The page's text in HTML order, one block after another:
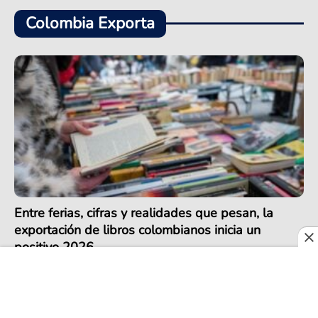
Colombia Exporta
Entre ferias, cifras y realidades que pesan, la
exportación de libros colombianos inicia un
positivo 2026